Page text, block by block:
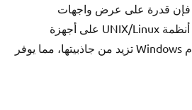
فإن قدرة على عرض واجهات
المستخدم الرسومية من أنظمة UNIX/Linux على أجهزة
الكمبيوتر التي تعمل بنظام Windows تزيد من جاذبيتها، مما يوفر